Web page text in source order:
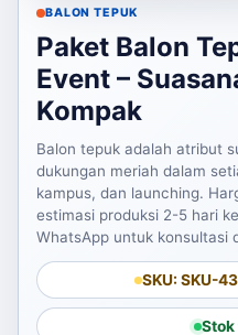
BALON TEPUK
Paket Balon
Event –
Kompak
Balon tepuk adalah atribut
dukungan meriah dalam
kampus, dan launching.
estimasi produksi 2-5 hari
WhatsApp untuk konsultasi
SKU: SKU-